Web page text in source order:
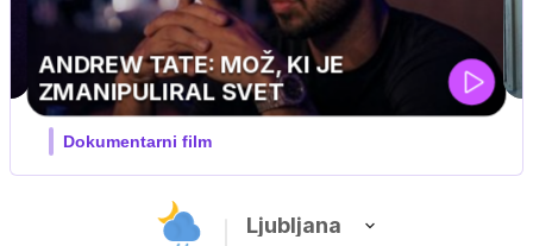
Ljubljana